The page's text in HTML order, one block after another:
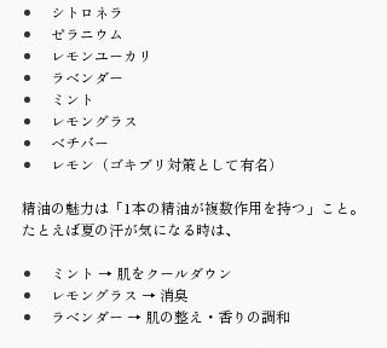
シトロネラ
ゼラニウム
レモンユーカリ
ラベンダー
ミント
レモングラス
ベチバー
レモン（ゴキブリ対策として有名）
精油の魅力は「1本の精油が複数作用を持つ」こと。
たとえば夏の汗が気になる時は、
ミント → 肌をクールダウン
レモングラス → 消臭
ラベンダー → 肌の整え・香りの調和